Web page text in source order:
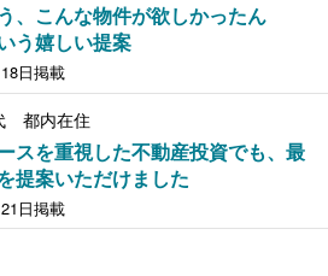
、こんな物件が欲しかったん
う嬉しい提案
日掲載
都内在住
スを重視した不動産投資でも、最
提案いただけました
日掲載